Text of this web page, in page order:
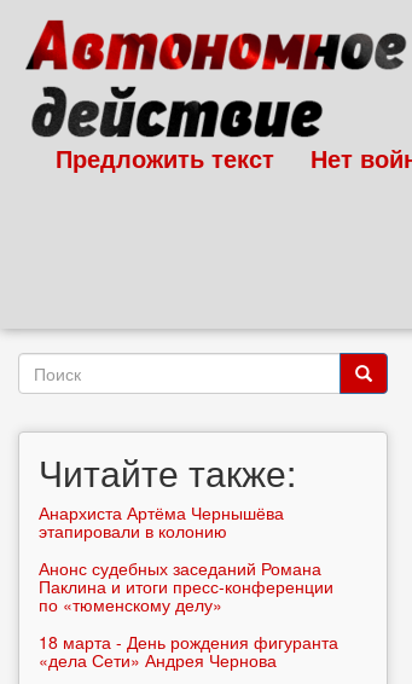
основному
содержанию
Предложить текст Нет
Форма
Читайте также:
Анархиста Артёма Чернышёва
этапировали в колонию
Анонс судебных заседаний Романа
Паклина и итоги пресс-конференции
по «тюменскому делу»
18 марта - День рождения фигуранта
«дела Сети» Андрея Чернова